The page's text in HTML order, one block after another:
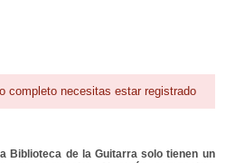
completo necesitas estar registrado
Biblioteca de la Guitarra solo tienen un